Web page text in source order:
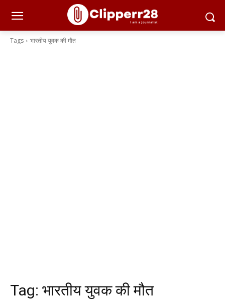
Tags भारतीय युवक की मौत
Tag: भारतीय युवक की मौत